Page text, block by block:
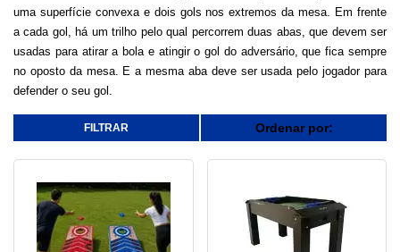
uma superfície convexa e dois gols nos extremos da mesa. Em frente
a cada gol, há um trilho pelo qual percorrem duas abas, que devem ser
usadas para atirar a bola e atingir o gol do adversário, que fica sempre
no oposto da mesa. E a mesma aba deve ser usada pelo jogador para
defender o seu gol.
Ordenar por: